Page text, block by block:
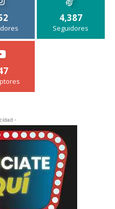
4,387
Seguidores
-